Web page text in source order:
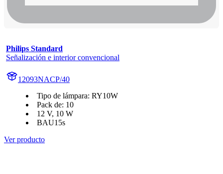
Philips Standard
Señalización e interior convencional
12093NACP/40
Tipo de lámpara: RY10W
Pack de: 10
12 V, 10 W
BAU15s
Ver producto